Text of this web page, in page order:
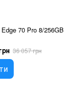
70 Pro 8/256GB
36 057 грн